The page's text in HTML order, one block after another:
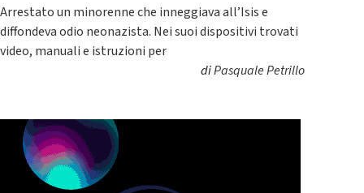
Arrestato un minorenne che inneggiava all’Isis e
diffondeva odio neonazista. Nei suoi dispositivi trovati
video, manuali e istruzioni per
diPasquale Petrillo